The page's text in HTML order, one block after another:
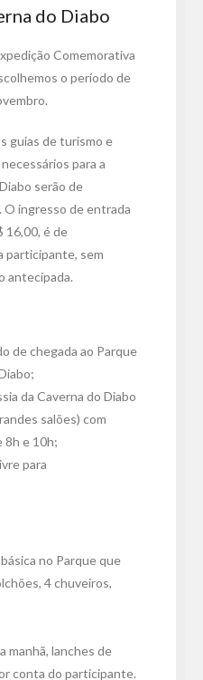
do Diabo
Comemorativa
o período de
guias de turismo e
para a
serão de
O ingresso de entrada
16,00, é de
participante, sem
antecipada.
de chegada ao Parque
da Caverna do Diabo
salões) com
8h e 10h;
para
no Parque que
4 chuveiros,
manhã, lanches de
conta do participante.